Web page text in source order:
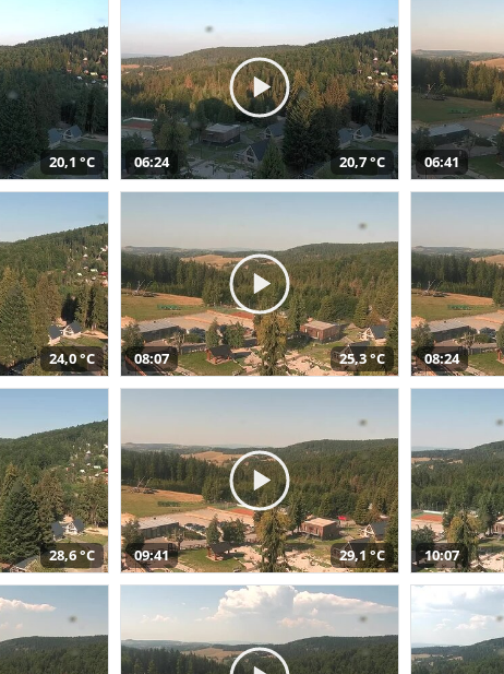
20,1 °C 06:24 20,7 °C 06:41
24,0 °C 08:07 25,3 °C 08:24
28,6 °C 09:41 29,1 °C 10:07